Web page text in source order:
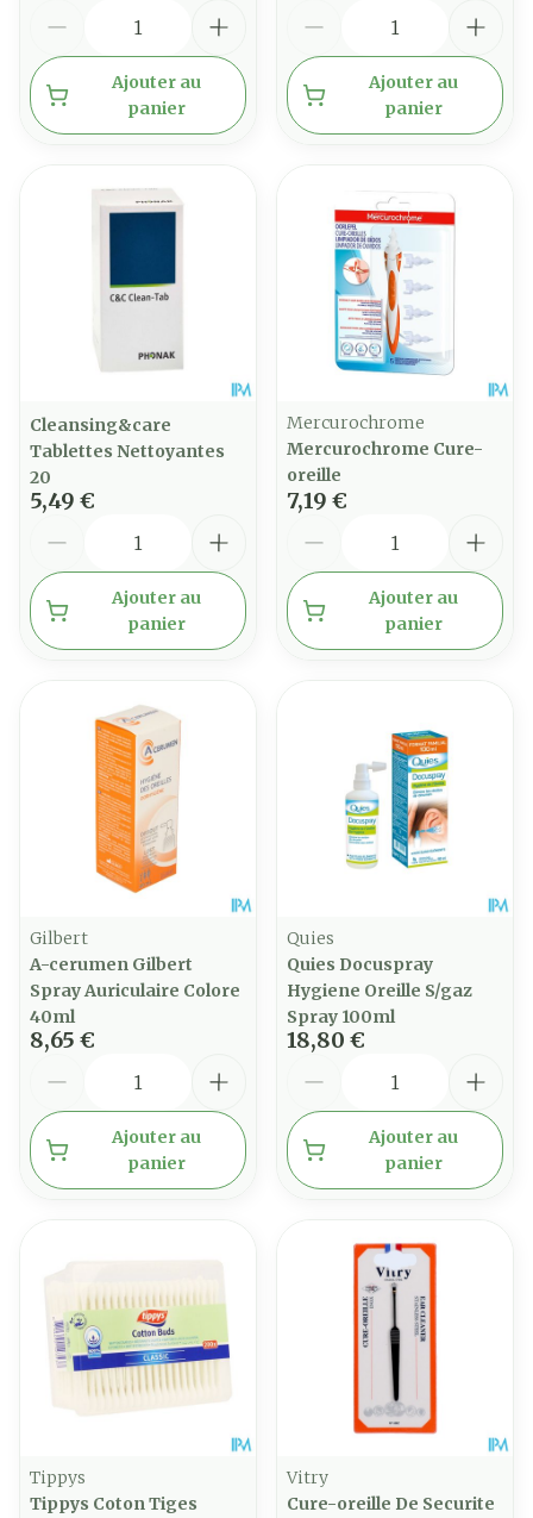
Ajouter au
panier
Ajouter au
panier
Cleansing&care
Tablettes Nettoyantes
20
5,49 €
Ajouter au
panier
Mercurochrome
Mercurochrome Cure-
oreille
7,19 €
Ajouter au
panier
Gilbert
A-cerumen Gilbert
Spray Auriculaire Colore
40ml
8,65 €
Ajouter au
panier
Quies
Quies Docuspray
Hygiene Oreille S/gaz
Spray 100ml
18,80 €
Ajouter au
panier
Tippys
Tippys Coton Tiges
Vitry
Cure-oreille De Securite